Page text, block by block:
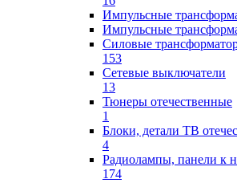
Импульсные
Импульсные
Силовые
153
Сетевые выключатели
13
Тюнеры отечественные
1
Блоки, детали ТВ
4
Радиолампы, панели к
174